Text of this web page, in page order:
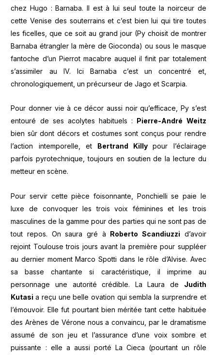
chez Hugo : Barnaba. Il est à lui seul toute la noirceur de
cette Venise des souterrains et c’est bien lui qui tire toutes
les ficelles, que ce soit au grand jour (Py choisit de montrer
Barnaba étrangler la mère de Gioconda) ou sous le masque
fantoche d’un Pierrot macabre auquel il finit par totalement
s’assimiler au IV. Ici Barnaba c’est un concentré et,
chronologiquement, un précurseur de Jago et Scarpia.
Pour donner vie à ce décor aussi noir qu’efficace, Py s’est
entouré de ses acolytes habituels : Pierre-André Weitz
bien sûr dont décors et costumes sont conçus pour rendre
l’action intemporelle, et Bertrand Killypour l’éclairage
parfois pyrotechnique, toujours en soutien de la lecture du
metteur en scène.
Pour servir cette pièce foisonnante, Ponchielli se paie le
luxe de convoquer les trois voix féminines et les trois
masculines de la gamme pour des parties qui ne sont pas de
tout repos. On saura gré à Roberto Scandiuzzi d’avoir
rejoint Toulouse trois jours avant la première pour suppléer
au dernier moment Marco Spotti dans le rôle d’Alvise. Avec
sa basse chantante si caractéristique, il imprime au
personnage une autorité crédible. La Laura de Judith
Kutasia reçu une belle ovation qui sembla la surprendre et
l’émouvoir. Elle fut pourtant bien méritée tant cette habituée
des Arènes de Vérone nous a convaincu, par le dramatisme
assumé de son jeu et l’assurance d’une voix sombre et
puissante : elle a aussi porté La Cieca (pourtant un rôle